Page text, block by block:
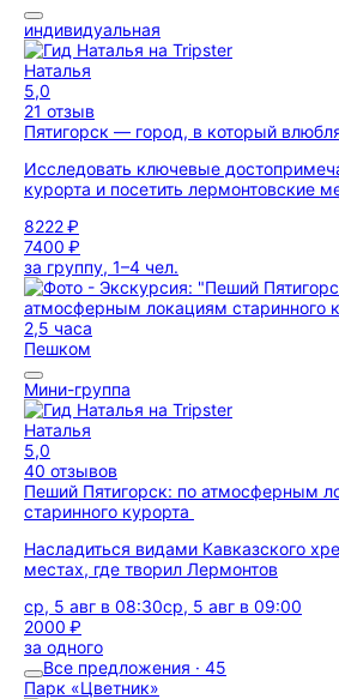
индивидуальная
Наталья
5,0
21 отзыв
Пятигорск — город, в который
Исследовать ключевые
курорта и посетить лермонтовские
8222 ₽
7400 ₽
за группу, 1–4 чел.
2,5 часа
Пешком
Мини-группа
Наталья
5,0
40 отзывов
Пеший Пятигорск: по атмосферным
старинного курорта
Насладиться видами Кавказского
местах, где творил Лермонтов
ср, 5 авг в 08:30ср, 5 авг в 09:00
2000 ₽
за одного
Все предложения · 45
Парк «Цветник»